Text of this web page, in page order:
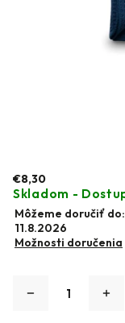
€8,30
Skladom -
Môžeme doručiť do:
11.8.2026
Možnosti doručenia